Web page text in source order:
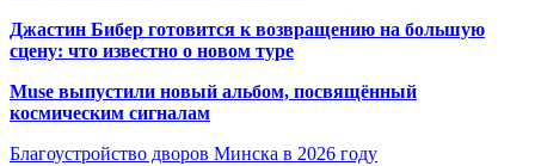
Джастин Бибер готовится к возвращению на большую
сцену: что известно о новом туре
Muse выпустили новый альбом, посвящённый
космическим сигналам
Благоустройство дворов Минска в 2026 году